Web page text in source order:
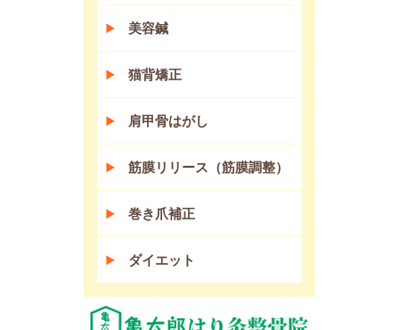
美容鍼
猫背矯正
肩甲骨はがし
筋膜リリース（筋膜調整）
巻き爪補正
ダイエット